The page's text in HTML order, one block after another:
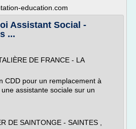
education.com
Assistant Social -
...
DE FRANCE - LA
CDD pour un remplacement à
assistante sociale sur un
DE SAINTONGE - SAINTES ,